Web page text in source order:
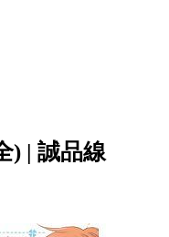
) | 誠品線